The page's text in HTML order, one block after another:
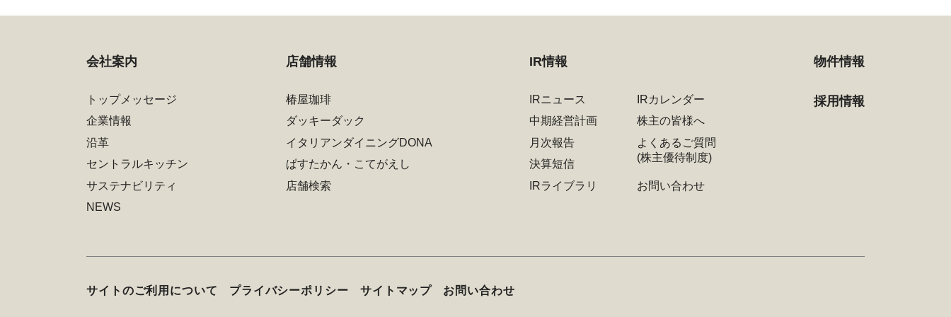
会社案内
トップメッセージ
企業情報
沿革
セントラルキッチン
サステナビリティ
NEWS
店舗情報
椿屋珈琲
ダッキーダック
イタリアンダイニングDONA
ぱすたかん・こてがえし
店舗検索
IR情報
IRニュース
IRカレンダー
中期経営計画
株主の皆様へ
月次報告
決算短信
よくあるご質問
(株主優待制度)
IRライブラリ お問い合わせ
物件情報
採用情報
サイトのご利用について プライバシーポリシー サイトマップ お問い合わせ